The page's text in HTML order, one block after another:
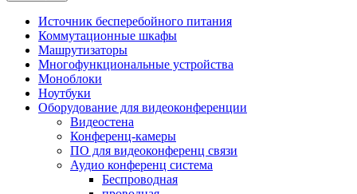
Источник бесперебойного питания
Коммутационные шкафы
Машрутизаторы
Многофункциональные устройства
Моноблоки
Ноутбуки
Оборудование для видеоконференции
Видеостена
Конференц-камеры
ПО для видеоконференц связи
Аудио конференц система
Беспроводная